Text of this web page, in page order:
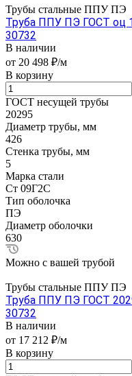
Трубы стальные ППУ ПЭ
Труба ППУ ПЭ ГОСТ оц
30732
В наличии
от 20 498 ₽/м
В корзину
ГОСТ несущей трубы
20295
Диаметр трубы, мм
426
Стенка трубы, мм
5
Марка стали
Ст 09Г2С
Тип оболочка
ПЭ
Диаметр оболочки
630
Можно с вашей трубой
Трубы стальные ППУ ПЭ
Труба ППУ ПЭ ГОСТ
30732
В наличии
от 17 212 ₽/м
В корзину